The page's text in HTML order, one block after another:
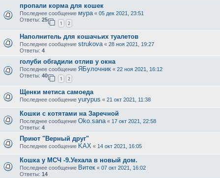
пропали корма для кошек
Последнее сообщение мура « 05 дек 2021, 23:51
Ответы: 25
1 2
Наполнитель для кошачьих туалетов
Последнее сообщение strukova « 28 ноя 2021, 19:27
Ответы: 4
голуби обгадили отлив у окна
Последнее сообщение ЯБулочник « 22 ноя 2021, 16:12
Ответы: 40
1 2
Щенки метиса самоеда
Последнее сообщение yurypus « 21 окт 2021, 11:38
Кошки с котятами на Заречной
Последнее сообщение Oko.sana « 17 окт 2021, 22:58
Ответы: 4
Приют "Верный друг"
Последнее сообщение KAX « 14 окт 2021, 16:05
Кошка у МСЧ -9.Уехала в новый дом.
Последнее сообщение Витек « 07 окт 2021, 16:02
Ответы: 14